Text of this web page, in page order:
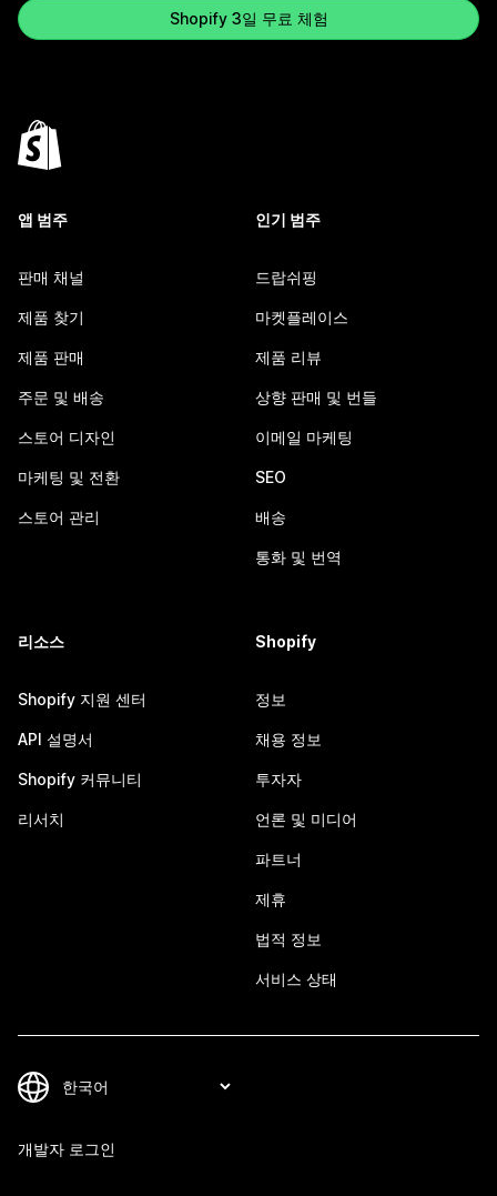
Shopify 3일 무료 체험
앱 범주
판매 채널
제품 찾기
제품 판매
주문 및 배송
스토어 디자인
마케팅 및 전환
스토어 관리
인기 범주
드랍쉬핑
마켓플레이스
제품 리뷰
상향 판매 및 번들
이메일 마케팅
SEO
배송
통화 및 번역
리소스
Shopify 지원 센터
API 설명서
Shopify 커뮤니티
리서치
Shopify
정보
채용 정보
투자자
언론 및 미디어
파트너
제휴
법적 정보
서비스 상태
개발자 로그인